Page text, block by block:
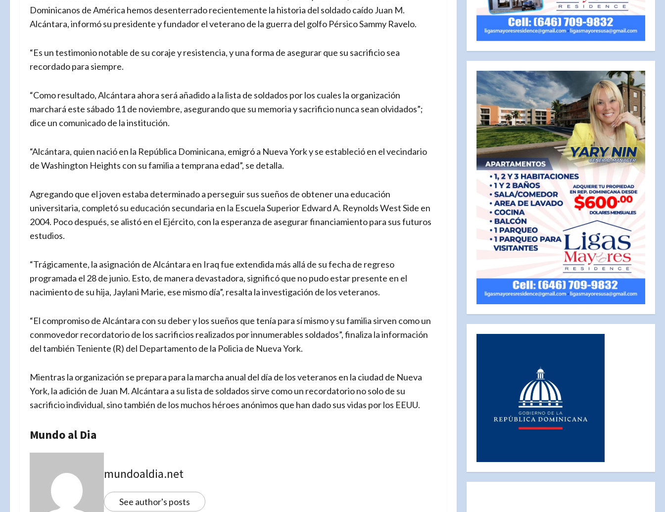
Dominicanos de América hemos desenterrado recientemente la historia del soldado caído Juan M.
Alcántara, informó su presidente y fundador el veterano de la guerra del golfo Pérsico Sammy Ravelo.
“Es un testimonio notable de su coraje y resistencia, y una forma de asegurar que su sacrificio sea
recordado para siempre.
“Como resultado, Alcántara ahora será añadido a la lista de soldados por los cuales la organización
marchará este sábado 11 de noviembre, asegurando que su memoria y sacrificio nunca sean olvidados”;
dice un comunicado de la institución.
“Alcántara, quien nació en la República Dominicana, emigró a Nueva York y se estableció en el vecindario
de Washington Heights con su familia a temprana edad”, se detalla.
Agregando que el joven estaba determinado a perseguir sus sueños de obtener una educación
universitaria, completó su educación secundaria en la Escuela Superior Edward A. Reynolds West Side en
2004. Poco después, se alistó en el Ejército, con la esperanza de asegurar financiamiento para sus futuros
estudios.
“Trágicamente, la asignación de Alcántara en Iraq fue extendida más allá de su fecha de regreso
programada el 28 de junio. Esto, de manera devastadora, significó que no pudo estar presente en el
nacimiento de su hija, Jaylani Marie, ese mismo día”, resalta la investigación de los veteranos.
“El compromiso de Alcántara con su deber y los sueños que tenía para sí mismo y su familia sirven como un
conmovedor recordatorio de los sacrificios realizados por innumerables soldados”, finaliza la información
del también Teniente (R) del Departamento de la Policia de Nueva York.
Mientras la organización se prepara para la marcha anual del día de los veteranos en la ciudad de Nueva
York, la adición de Juan M. Alcántara a su lista de soldados sirve como un recordatorio no solo de su
sacrificio individual, sino también de los muchos héroes anónimos que han dado sus vidas por los EEUU.
Mundo al Dia
mundoaldia.net
See author's posts